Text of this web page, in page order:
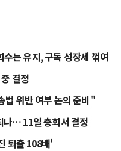
는 유지, 구독 성장세 꺾여
결정
법 위반 여부 논의 준비"
나… 11일 총회서 결정
퇴출 108배'